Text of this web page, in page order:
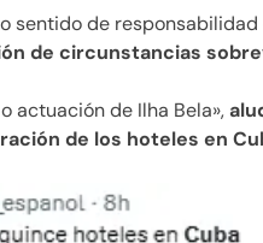
sentido de
de circunstancias
actuación de Ilha Bela»,
de los hoteles en